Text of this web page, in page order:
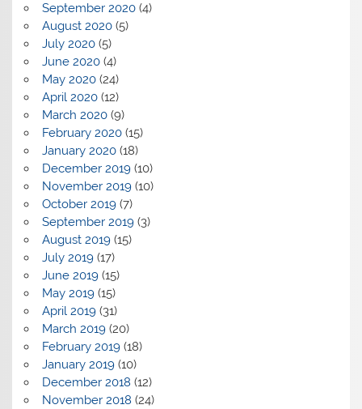
September 2020(4)
August 2020(5)
July 2020(5)
June 2020(4)
May 2020(24)
April 2020(12)
March 2020(9)
February 2020(15)
January 2020(18)
December 2019(10)
November 2019(10)
October 2019(7)
September 2019(3)
August 2019(15)
July 2019(17)
June 2019(15)
May 2019(15)
April 2019(31)
March 2019(20)
February 2019(18)
January 2019(10)
December 2018 (12)
November 2018 (24)